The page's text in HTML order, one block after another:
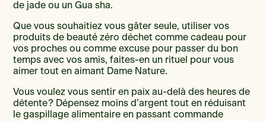
de jade ou un Gua sha.
Que vous souhaitiez vous gâter seule, utiliser vos
produits de beauté zéro déchet comme cadeau pour
vos proches ou comme excuse pour passer du bon
temps avec vos amis, faites-en un rituel pour vous
aimer tout en aimant Dame Nature.
Vous voulez vous sentir en paix au-delà des heures de
détente ? Dépensez moins d’argent tout en réduisant
le gaspillage alimentaire en passant commande